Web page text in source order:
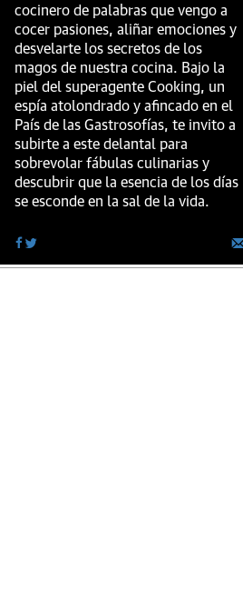
cocinero de palabras que vengo a
cocer pasiones, aliñar emociones y
desvelarte los secretos de los
magos de nuestra cocina. Bajo la
piel del superagente Cooking, un
espía atolondrado y afincado en el
País de las Gastrosofías, te invito a
subirte a este delantal para
sobrevolar fábulas culinarias y
descubrir que la esencia de los días
se esconde en la sal de la vida.